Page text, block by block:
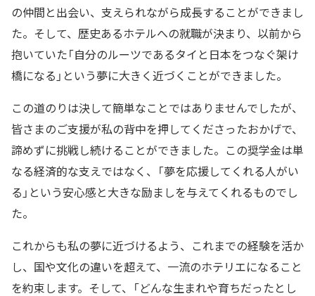
の仲間と出会い、支えられながら成長することができまし
た。そして、歴史あるホテルへの就職が決まり、以前から
抱いていた「自分のルーツであるタイと日本をつなぐ架け
橋になる」という夢に大きく近づくことができました。
この道のりは決して簡単なことではありませんでしたが、
皆さまのご支援が私の背中を押してくださったおかげで、
諦めずに挑戦し続けることができました。この奨学金は単
なる経済的な支えではなく、「夢を応援してくれる人がい
る」という安心感と大きな励ましを与えてくれるものでし
た。
これからも私の夢に近づけるよう、これまでの経験を活か
し、国や文化の違いを超えて、一流のホテリエになること
を約束します。そして、「どんな生まれや育ちだったとし